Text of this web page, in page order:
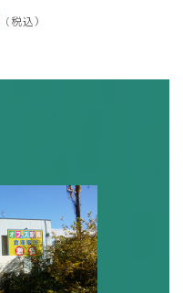
(税込）